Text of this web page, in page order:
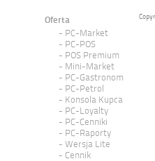
Oferta
PC-Market
PC-POS
POS Premium
Mini-Market
PC-Gastronom
PC-Petrol
Konsola Kupca
PC-Loyalty
PC-Cenniki
PC-Raporty
Wersja Lite
Cennik